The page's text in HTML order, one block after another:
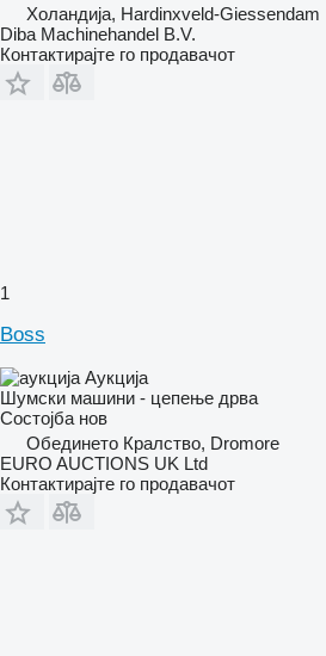
Холандија, Hardinxveld-Giessendam
Diba Machinehandel B.V.
Контактирајте го продавачот
1
Boss
Аукција
Шумски машини - цепење дрва
Состојба нов
Обединето Кралство, Dromore
EURO AUCTIONS UK Ltd
Контактирајте го продавачот